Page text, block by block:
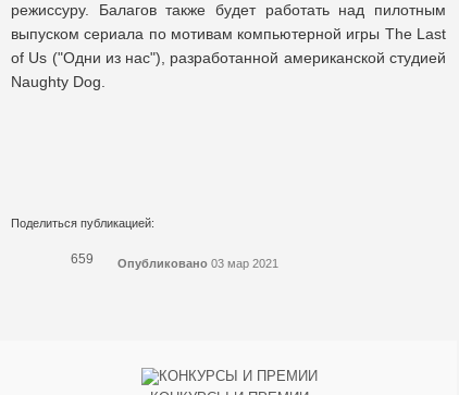
режиссуру. Балагов также будет работать над пилотным
выпуском сериала по мотивам компьютерной игры The Last
of Us ("Одни из нас"), разработанной американской студией
Naughty Dog.
Поделиться публикацией:
659 Опубликовано 03 мар 2021